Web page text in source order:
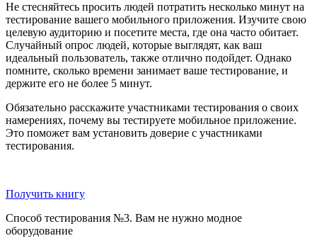
Не стесняйтесь просить людей потратить несколько минут на
тестирование вашего мобильного приложения. Изучите свою
целевую аудиторию и посетите места, где она часто обитает.
Случайный опрос людей, которые выглядят, как ваш
идеальный пользователь, также отлично подойдет. Однако
помните, сколько времени занимает ваше тестирование, и
держите его не более 5 минут.
Обязательно расскажите участниками тестирования о своих
намерениях, почему вы тестируете мобильное приложение.
Это поможет вам установить доверие с участниками
тестирования.
Получить книгу
Способ тестирования №3. Вам не нужно модное
оборудование